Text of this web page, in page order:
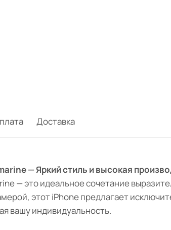
Доставка
— Яркий стиль и высокая
— это идеальное сочетание
этот iPhone предлагает
вашу индивидуальность.